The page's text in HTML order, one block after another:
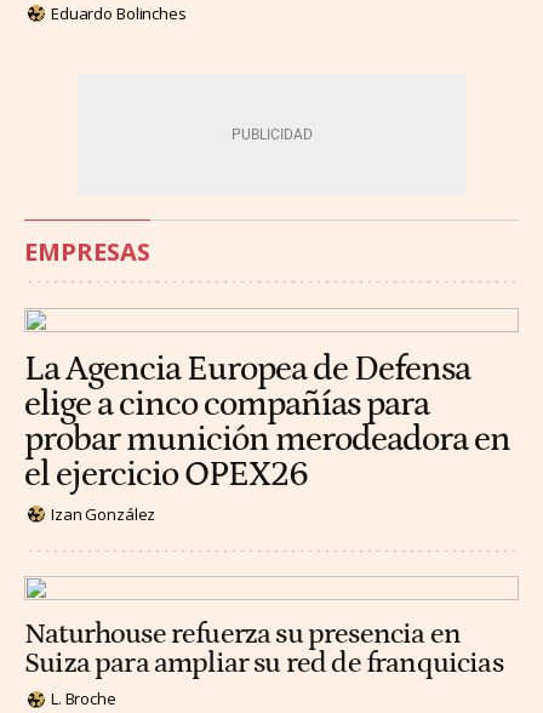
Eduardo Bolinches
EMPRESAS
La Agencia Europea de Defensa
elige a cinco compañías para
probar munición merodeadora en
el ejercicio OPEX26
Izan González
Naturhouse refuerza su presencia en
Suiza para ampliar su red de franquicias
L. Broche